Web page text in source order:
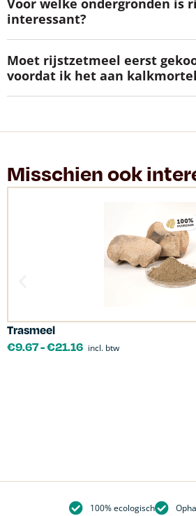
Voor welke ondergronden is
interessant?
Moet rijstzetmeel eerst
voordat ik het aan
Misschien ook
Trasmeel
€9.67-€21.16 incl. btw
100% ecologisch